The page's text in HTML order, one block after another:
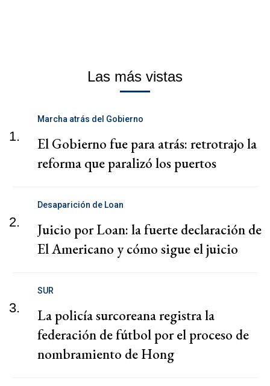
Las más vistas
1.
Marcha atrás del Gobierno
El Gobierno fue para atrás: retrotrajo la
reforma que paralizó los puertos
2.
Desaparición de Loan
Juicio por Loan: la fuerte declaración de
El Americano y cómo sigue el juicio
3.
SUR
La policía surcoreana registra la
federación de fútbol por el proceso de
nombramiento de Hong